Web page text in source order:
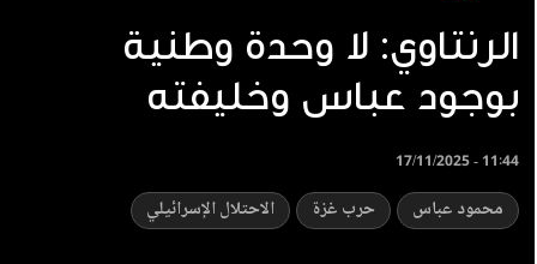
الرنتاوي: لا وحدة وطنية
بوجود عباس وخليفته
17/11/2025 - 11:44
محمود عباس حرب غزة الاحتلال الإسرائيلي